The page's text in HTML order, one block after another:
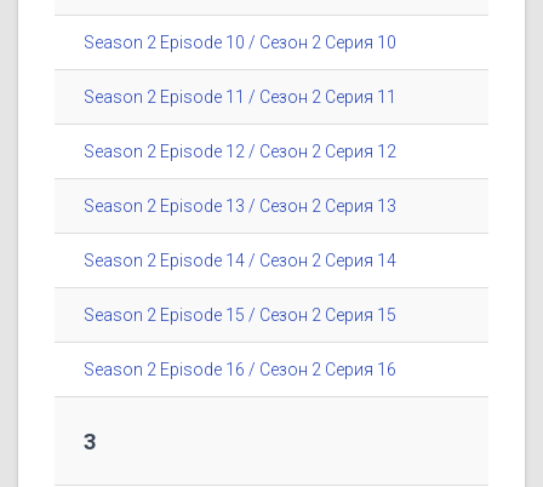
Season 2 Episode 10 / Сезон 2 Серия 10
Season 2 Episode 11 / Сезон 2 Серия 11
Season 2 Episode 12 / Сезон 2 Серия 12
Season 2 Episode 13 / Сезон 2 Серия 13
Season 2 Episode 14 / Сезон 2 Серия 14
Season 2 Episode 15 / Сезон 2 Серия 15
Season 2 Episode 16 / Сезон 2 Серия 16
3